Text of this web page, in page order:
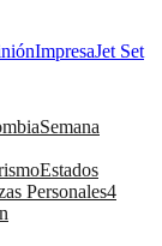
ImpresaJet Set
Semana
Estados
Personales4